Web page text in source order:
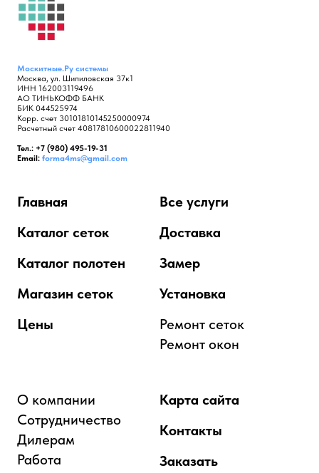
Москитные.Ру системы
Москва, ул. Шипиловская 37к1
ИНН 162003119496
АО ТИНЬКОФФ БАНК
БИК 044525974
Корр. счет 30101810145250000974
Расчетный счет 40817810600022811940
Тел.: +7 (980) 495-19-31
Email: forma4ms@gmail.com
Главная
Каталог сеток
Каталог полотен
Магазин сеток
Цены
Все услуги
Доставка
Замер
Установка
Ремонт сеток
Ремонт окон
О компании
Сотрудничество
Дилерам
Работа
Карта сайта
Контакты
Заказать